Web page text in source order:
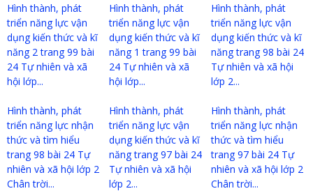
Hình thành, phát
triển năng lực vận
dụng kiến thức và kĩ
năng 2 trang 99 bài
24 Tự nhiên và xã
hội lớp...
Hình thành, phát
triển năng lực vận
dụng kiến thức và kĩ
năng 1 trang 99 bài
24 Tự nhiên và xã
hội lớp...
Hình thành, phát
triển năng lực vận
dụng kiến thức và kĩ
năng trang 98 bài 24
Tự nhiên và xã hội
lớp 2...
Hình thành, phát
triển năng lực nhận
thức và tìm hiểu
trang 98 bài 24 Tự
nhiên và xã hội lớp 2
Chân trời...
Hình thành, phát
triển năng lực vận
dụng kiến thức và kĩ
năng trang 97 bài 24
Tự nhiên và xã hội
lớp 2...
Hình thành, phát
triển năng lực nhận
thức và tìm hiểu
trang 97 bài 24 Tự
nhiên và xã hội lớp 2
Chân trời...